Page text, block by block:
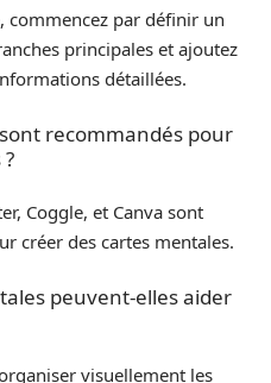
commencez par définir un
principales et ajoutez
détaillées.
recommandés pour
Coggle, et Canva sont
créer des cartes mentales.
peuvent-elles aider
visuellement les